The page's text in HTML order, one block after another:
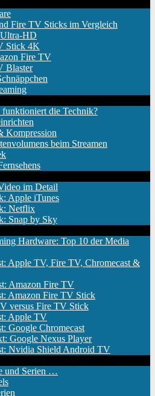
Fire TV Sticks im Vergleich
HD
Stick 4K
Fire TV
Blaster
funktioniert die Technik?
Kompression
beim Streamen
im Detail
Apple iTunes
Netflix
Snap by Sky
Hardware: Top 10 der Media
Apple TV, Fire TV, Chromecast &
Amazon Fire TV
Amazon Fire TV Stick
versus Fire TV Stick
Apple TV
Google Chromecast
Google Nexus Player
Nvidia Shield Android TV
und Serien …